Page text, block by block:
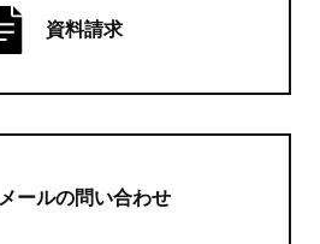
資料請求
メールの問い合わせ